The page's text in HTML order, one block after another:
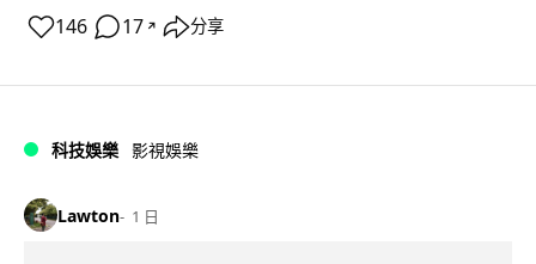
146 17 ↗ 分享
科技娛樂 影視娛樂
Lawton 1 日